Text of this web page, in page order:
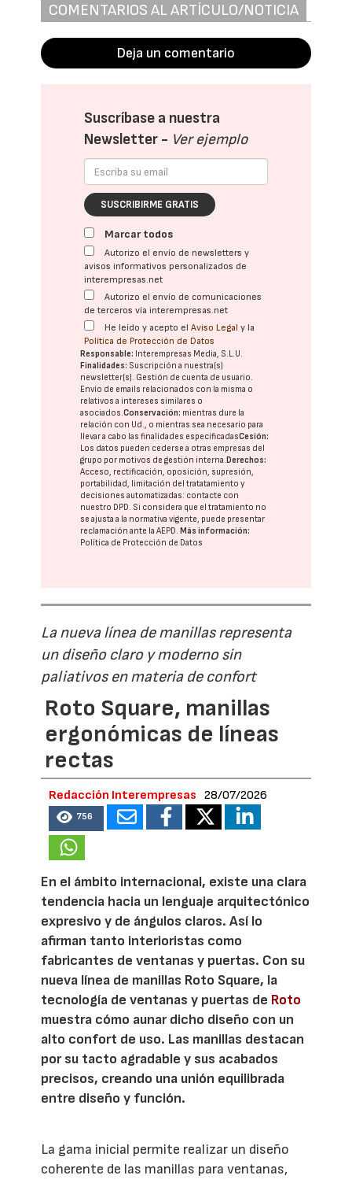
COMENTARIOS AL ARTÍCULO/NOTICIA
Deja un comentario
Suscríbase a nuestra
Newsletter - Ver ejemplo
SUSCRIBIRME GRATIS
Marcar todos
Autorizo el envío de newsletters y
avisos informativos personalizados de
interempresas.net
Autorizo el envío de comunicaciones
de terceros vía interempresas.net
He leído y acepto elAviso Legal y la
Política de Protección de Datos
Responsable: Interempresas Media, S.L.U.
Finalidades: Suscripción a nuestra(s)
newsletter(s). Gestión de cuenta de usuario.
Envío de emails relacionados con la misma o
relativos a intereses similares o
asociados.Conservación: mientras dure la
relación con Ud., o mientras sea necesario para
llevar a cabo las finalidades especificadasCesión:
Los datos pueden cederse a otras empresas del
grupo por motivos de gestión interna. Derechos:
Acceso, rectificación, oposición, supresión,
portabilidad, limitación del tratatamiento y
decisiones automatizadas: contacte con
nuestro DPD. Si considera que el tratamiento no
se ajusta a la normativa vigente, puede presentar
reclamación ante laAEPD. Más información:
Política de Protección de Datos
La nueva línea de manillas representa
un diseño claro y moderno sin
paliativos en materia de confort
Roto Square, manillas
ergonómicas de líneas
rectas
Redacción Interempresas 28/07/2026
756
En el ámbito internacional, existe una clara
tendencia hacia un lenguaje arquitectónico
expresivo y de ángulos claros. Así lo
afirman tanto interioristas como
fabricantes de ventanas y puertas. Con su
nueva línea de manillas Roto Square, la
tecnología de ventanas y puertas de Roto
muestra cómo aunar dicho diseño con un
alto confort de uso. Las manillas destacan
por su tacto agradable y sus acabados
precisos, creando una unión equilibrada
entre diseño y función.
La gama inicial permite realizar un diseño
coherente de las manillas para ventanas,